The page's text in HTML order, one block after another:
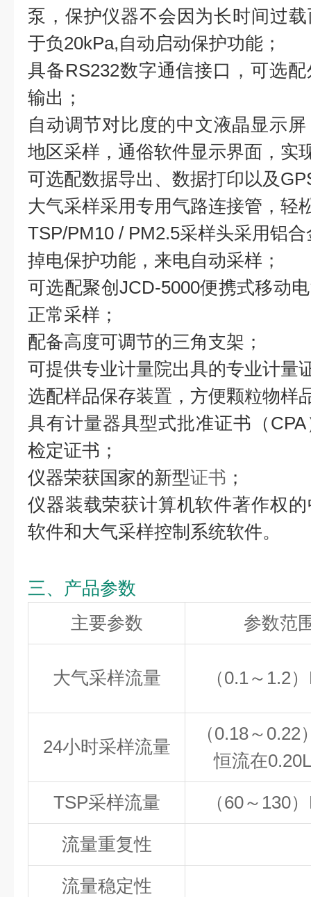
泵，保护仪器不会因为长时间过
于负20kPa,自动启动保护功能；
具备RS232数字通信接口，可选
输出；
自动调节对比度的中文液晶显示
地区采样，通俗软件显示界面，实
可选配数据导出、数据打印以及
大气采样采用专用气路连接管，轻
TSP/PM10 / PM2.5采样头采用铝
掉电保护功能，来电自动采样；
可选配聚创JCD-5000便携式移动
正常采样；
配备高度可调节的三角支架；
可提供专业计量院出具的专业计量
选配样品保存装置，方便颗粒物样
具有计量器具型式批准证书（
检定证书；
仪器荣获国家的新型证书 ；
仪器装载荣获计算机软件著作权
软件和大气采样控制系统软件。
三、产品参数
主要参数
参数范
大气采样流量 （0.1～1.2
24小时采样流量
（0.18～0.22
恒流在
TSP采样流量
（60～130
流量重复性
流量稳定性